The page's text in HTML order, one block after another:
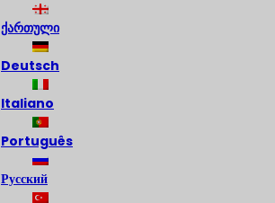
ქართული
Deutsch
Italiano
Português
Русский